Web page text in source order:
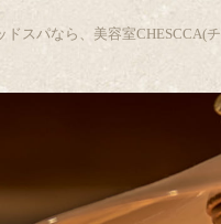
スパなら、美容室CHESCCA(チ